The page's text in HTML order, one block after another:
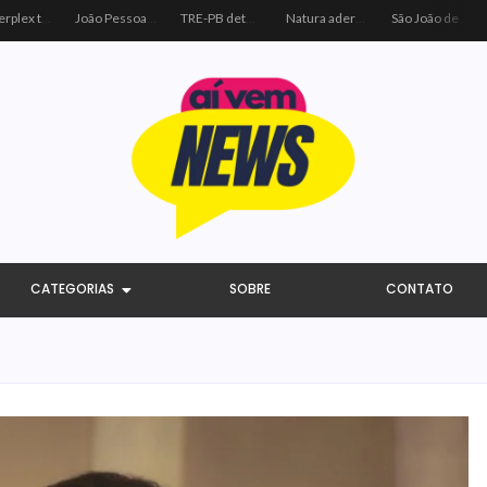
Centerplex traz o combo mais aguardado dos oceanos para estreia de Moana TRE-PB determina remoção de vídeo de Cícero por uso indevido de programa público Natura adere à coalizão do Código de Defesa e Inclusão do Consumidor Negro
CATEGORIAS SOBRE CONTATO